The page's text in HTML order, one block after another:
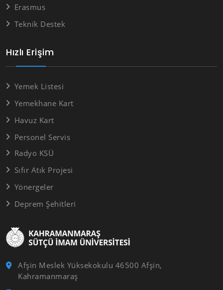
Afşin Meslek Yüksekokulu 46500 Afşin,
Kahramanmaraş
Hızlı Erişim
Yemek Listesi
Yemekhane Kart
Havuz Kart
Personel Servis
Radyo KSÜ
Sıfır Atık Projesi
Yönergeler
Deprem Şehitleri
Erasmus
Teknik Destek